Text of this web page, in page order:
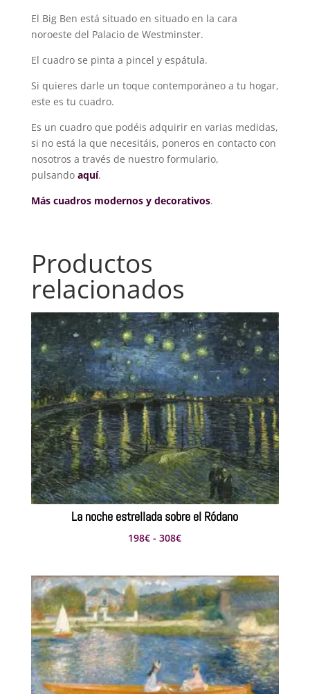
El Big Ben está situado en situado en la cara
noroeste del Palacio de Westminster.
El cuadro se pinta a pincel y espátula.
Si quieres darle un toque contemporáneo a tu hogar,
este es tu cuadro.
Es un cuadro que podéis adquirir en varias medidas,
si no está la que necesitáis, poneros en contacto con
nosotros a través de nuestro formulario,
pulsando aquí.
Más cuadros modernos y decorativos.
Productos
relacionados
La noche estrellada sobre el Ródano
198€ - 308€Rango
precios:
desde
198€
hasta
308€